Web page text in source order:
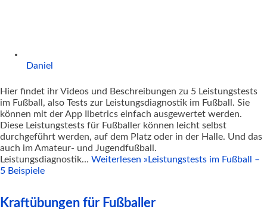
Daniel
Hier findet ihr Videos und Beschreibungen zu 5 Leistungstests
im Fußball, also Tests zur Leistungsdiagnostik im Fußball. Sie
können mit der App Ilbetrics einfach ausgewertet werden.
Diese Leistungstests für Fußballer können leicht selbst
durchgeführt werden, auf dem Platz oder in der Halle. Und das
auch im Amateur- und Jugendfußball.
Leistungsdiagnostik… Weiterlesen » Leistungstests im Fußball –
5 Beispiele
Kraftübungen für Fußballer